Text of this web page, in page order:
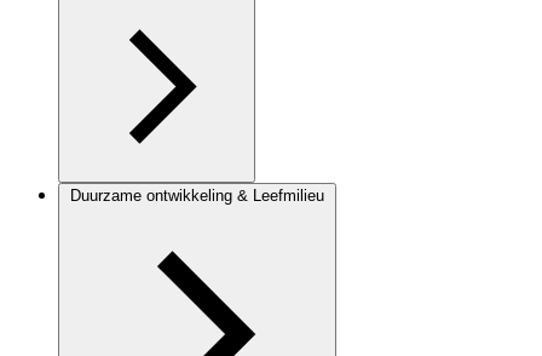
Duurzame ontwikkeling & Leefmilieu